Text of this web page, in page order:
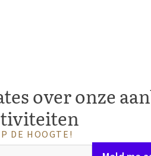
over onze
DE HOOGTE!